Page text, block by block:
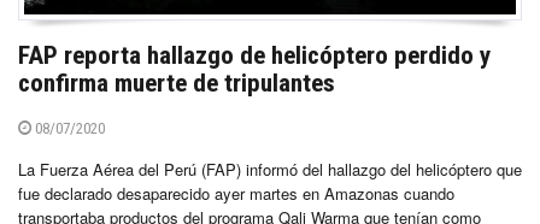
FAP reporta hallazgo de helicóptero perdido y
confirma muerte de tripulantes
08/07/2020
La Fuerza Aérea del Perú (FAP) informó del hallazgo del helicóptero que
fue declarado desaparecido ayer martes en Amazonas cuando
transportaba productos del programa Qali Warma que tenían como